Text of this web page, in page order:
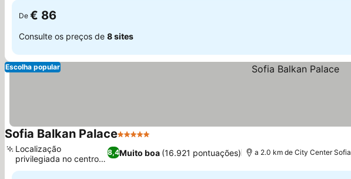
De € 86
Consulte os preços de 8 sites
Escolha popular
Sofia Balkan Palace5 Estrelas
8,4Muito boa (16.921 pontuações)
Localização
privilegiada no centro
de Sófia
a 2.0 km de City Center Sofia